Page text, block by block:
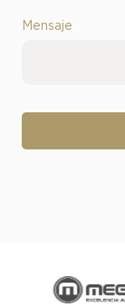
Mensaje